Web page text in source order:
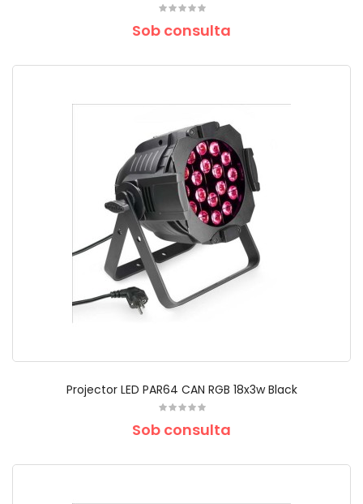
Sob consulta
Projector LED PAR64 CAN RGB 18x3w Black
Sob consulta